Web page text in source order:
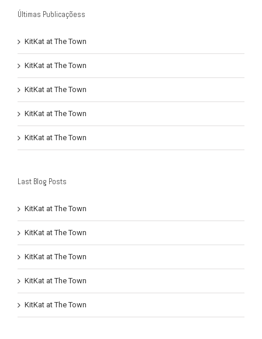
Últimas Publicaçõess
KitKat at The Town
KitKat at The Town
KitKat at The Town
KitKat at The Town
KitKat at The Town
Last Blog Posts
KitKat at The Town
KitKat at The Town
KitKat at The Town
KitKat at The Town
KitKat at The Town